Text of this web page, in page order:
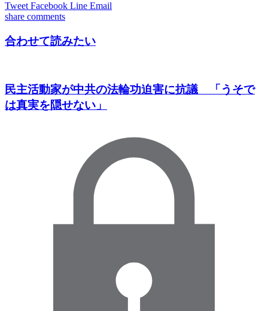
Tweet Facebook Line Email
share comments
合わせて読みたい
民主活動家が中共の法輪功迫害に抗議 「うそで
は真実を隠せない」